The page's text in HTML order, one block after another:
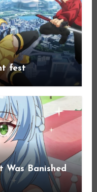
fest
Was Banished